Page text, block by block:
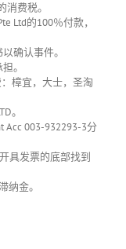
消费税。
Ltd的100％付款，
确认事件。
。
樟宜，大士，圣淘
。
Acc 003-932293-3分
具发票的底部找到
纳金。